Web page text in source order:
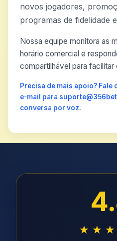
novos jogadores,
programas de fidelidade
Nossa equipe monitora as
horário comercial e
compartilhável para facilitar
Precisa de mais apoio?
e-mail para
conversa por voz.